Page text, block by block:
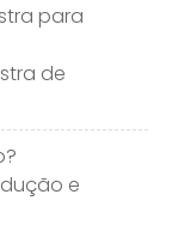
para
de
e